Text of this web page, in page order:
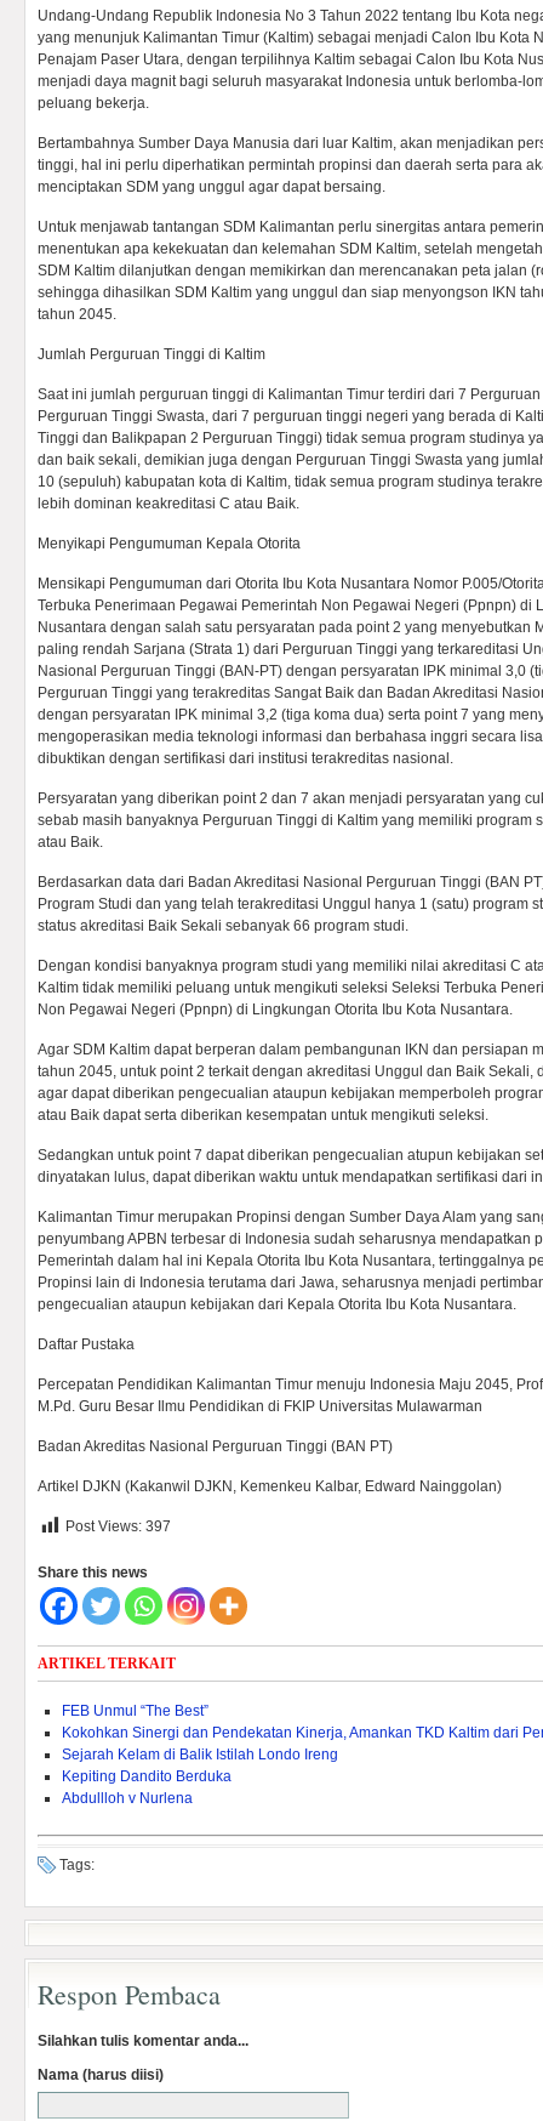
Undang-Undang Republik Indonesia No 3 Tahun 2022 tentang Ibu Kota
yang menunjuk Kalimantan Timur (Kaltim) sebagai menjadi Calon Ibu Kota
Penajam Paser Utara, dengan terpilihnya Kaltim sebagai Calon Ibu Kota
menjadi daya magnit bagi seluruh masyarakat Indonesia untuk berlomba-
peluang bekerja.
Bertambahnya Sumber Daya Manusia dari luar Kaltim, akan menjadikan
tinggi, hal ini perlu diperhatikan permintah propinsi dan daerah serta para
menciptakan SDM yang unggul agar dapat bersaing.
Untuk menjawab tantangan SDM Kalimantan perlu sinergitas antara
menentukan apa kekekuatan dan kelemahan SDM Kaltim, setelah
SDM Kaltim dilanjutkan dengan memikirkan dan merencanakan peta jalan
sehingga dihasilkan SDM Kaltim yang unggul dan siap menyongson IKN
tahun 2045.
Jumlah Perguruan Tinggi di Kaltim
Saat ini jumlah perguruan tinggi di Kalimantan Timur terdiri dari 7
Perguruan Tinggi Swasta, dari 7 perguruan tinggi negeri yang berada di
Tinggi dan Balikpapan 2 Perguruan Tinggi) tidak semua program studinya
dan baik sekali, demikian juga dengan Perguruan Tinggi Swasta yang
10 (sepuluh) kabupatan kota di Kaltim, tidak semua program studinya
lebih dominan keakreditasi C atau Baik.
Menyikapi Pengumuman Kepala Otorita
Mensikapi Pengumuman dari Otorita Ibu Kota Nusantara Nomor P.005/
Terbuka Penerimaan Pegawai Pemerintah Non Pegawai Negeri (Ppnpn) di
Nusantara dengan salah satu persyaratan pada point 2 yang menyebutkan
paling rendah Sarjana (Strata 1) dari Perguruan Tinggi yang terkareditasi
Nasional Perguruan Tinggi (BAN-PT) dengan persyaratan IPK minimal 3,0
Perguruan Tinggi yang terakreditas Sangat Baik dan Badan Akreditasi
dengan persyaratan IPK minimal 3,2 (tiga koma dua) serta point 7 yang
mengoperasikan media teknologi informasi dan berbahasa inggri secara
dibuktikan dengan sertifikasi dari institusi terakreditas nasional.
Persyaratan yang diberikan point 2 dan 7 akan menjadi persyaratan yang
sebab masih banyaknya Perguruan Tinggi di Kaltim yang memiliki program
atau Baik.
Berdasarkan data dari Badan Akreditasi Nasional Perguruan Tinggi (BAN
Program Studi dan yang telah terakreditasi Unggul hanya 1 (satu) program
status akreditasi Baik Sekali sebanyak 66 program studi.
Dengan kondisi banyaknya program studi yang memiliki nilai akreditasi C
Kaltim tidak memiliki peluang untuk mengikuti seleksi Seleksi Terbuka
Non Pegawai Negeri (Ppnpn) di Lingkungan Otorita Ibu Kota Nusantara.
Agar SDM Kaltim dapat berperan dalam pembangunan IKN dan persiapan
tahun 2045, untuk point 2 terkait dengan akreditasi Unggul dan Baik Sekali,
agar dapat diberikan pengecualian ataupun kebijakan memperboleh
atau Baik dapat serta diberikan kesempatan untuk mengikuti seleksi.
Sedangkan untuk point 7 dapat diberikan pengecualian atupun kebijakan
dinyatakan lulus, dapat diberikan waktu untuk mendapatkan sertifikasi dari
Kalimantan Timur merupakan Propinsi dengan Sumber Daya Alam yang
penyumbang APBN terbesar di Indonesia sudah seharusnya mendapatkan
Pemerintah dalam hal ini Kepala Otorita Ibu Kota Nusantara, tertinggalnya
Propinsi lain di Indonesia terutama dari Jawa, seharusnya menjadi
pengecualian ataupun kebijakan dari Kepala Otorita Ibu Kota Nusantara.
Daftar Pustaka
Percepatan Pendidikan Kalimantan Timur menuju Indonesia Maju 2045,
M.Pd. Guru Besar Ilmu Pendidikan di FKIP Universitas Mulawarman
Badan Akreditas Nasional Perguruan Tinggi (BAN PT)
Artikel DJKN (Kakanwil DJKN, Kemenkeu Kalbar, Edward Nainggolan)
Post Views: 397
Share this news
ARTIKEL TERKAIT
FEB Unmul “The Best”
Kokohkan Sinergi dan Pendekatan Kinerja, Amankan TKD Kaltim dari
Sejarah Kelam di Balik Istilah Londo Ireng
Kepiting Dandito Berduka
Abdullloh v Nurlena
Tags:
Respon Pembaca
Silahkan tulis komentar anda...
Nama (harus diisi)